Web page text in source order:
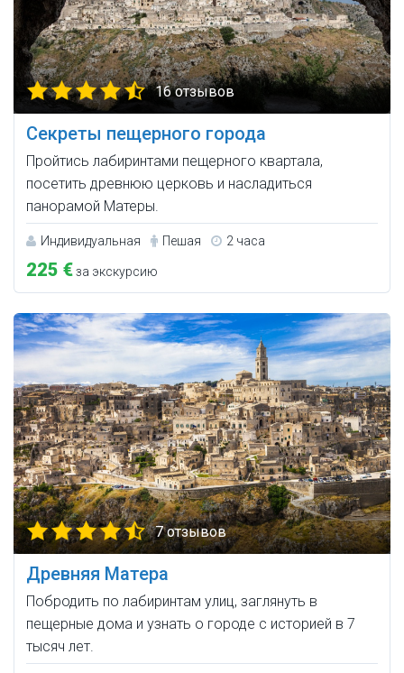
16 отзывов
Секреты пещерного города
Пройтись лабиринтами пещерного квартала,
посетить древнюю церковь и насладиться
панорамой Матеры.
Индивидуальная Пешая 2 часа
225 €за экскурсию
7 отзывов
Древняя Матера
Побродить по лабиринтам улиц, заглянуть в
пещерные дома и узнать о городе с историей в 7
тысяч лет.